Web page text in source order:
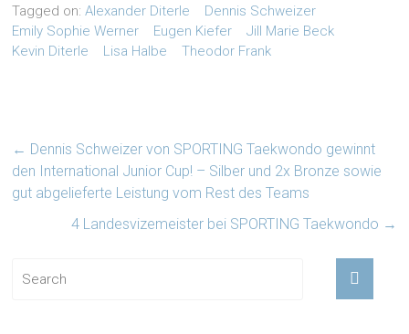
Tagged on:Alexander Diterle
Dennis Schweizer
Emily Sophie Werner
Eugen Kiefer
Jill Marie Beck
Kevin Diterle
Lisa Halbe Theodor Frank
← Dennis Schweizer von SPORTING Taekwondo gewinnt
den International Junior Cup! – Silber und 2x Bronze sowie
gut abgelieferte Leistung vom Rest des Teams
4 Landesvizemeister bei SPORTING Taekwondo →